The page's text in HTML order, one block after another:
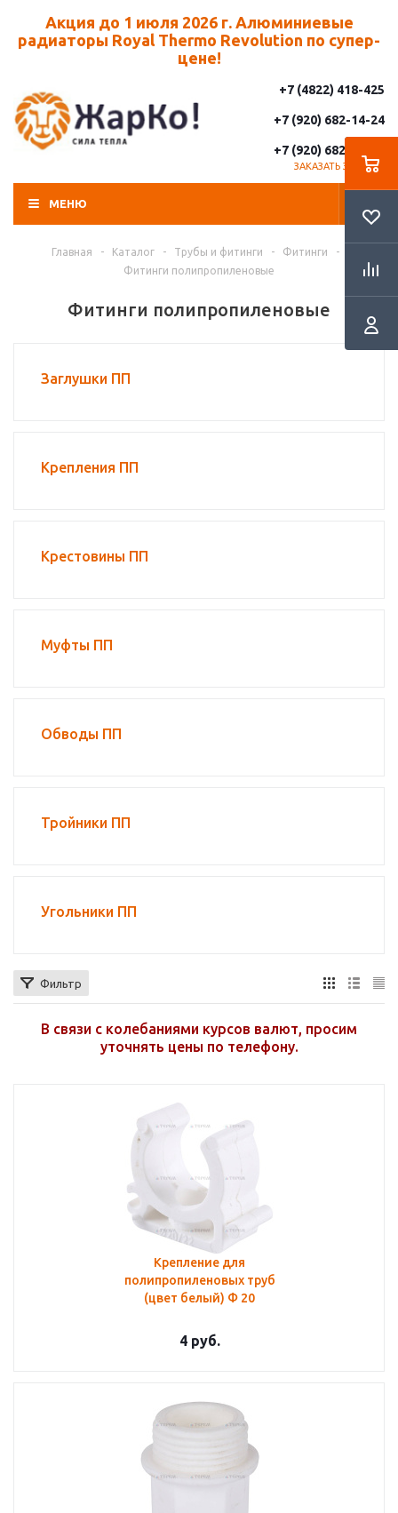
Акция до 1 июля 2026 г. Алюминиевые
радиаторы Royal Thermo Revolution по супер-
цене!
+7 (4822) 418-425
+7 (920) 682-14-24
+7 (920) 682-14-25
ЗАКАЗАТЬ ЗВОНОК
МЕНЮ
Главная - Каталог - Трубы и фитинги - Фитинги
-
Фитинги полипропиленовые
Фитинги полипропиленовые
Заглушки ПП
Крепления ПП
Крестовины ПП
Муфты ПП
Обводы ПП
Тройники ПП
Угольники ПП
Фильтр
В связи с колебаниями курсов валют, просим
уточнять цены по телефону.
Крепление для
полипропиленовых труб
(цвет белый) Ф 20
4руб.